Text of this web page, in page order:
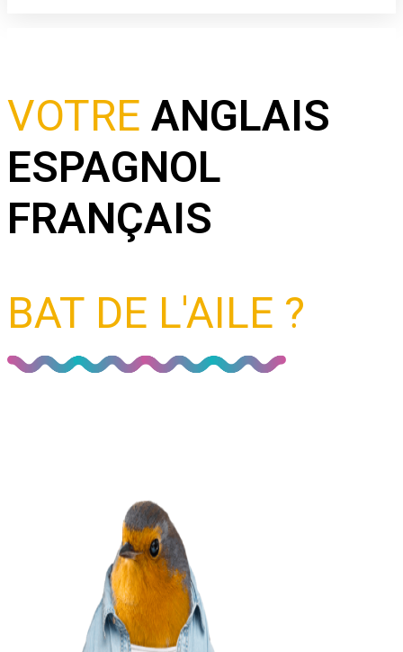
VOTRE ANGLAIS
ESPAGNOL
FRANÇAIS
BAT DE L'AILE ?